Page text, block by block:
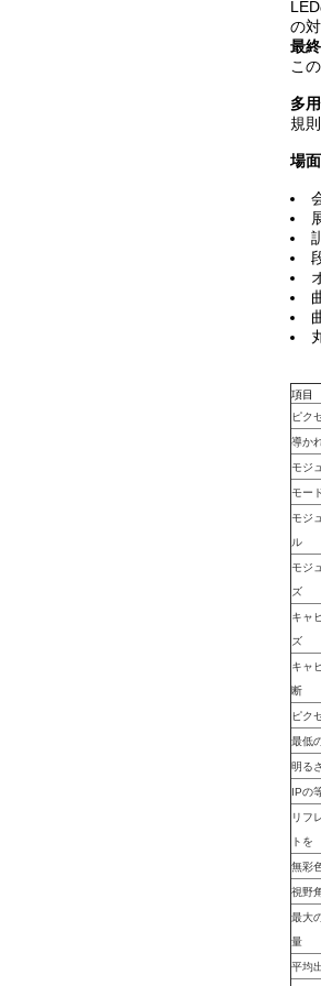
の
最
こ
多
規
場
項目
ピク
導か
モジ
モー
モジ
ル
モジ
ズ
キャ
ズ
キャ
断
ピク
最低
明る
IPの
リフ
トを
無彩
視野
最大
量
平均